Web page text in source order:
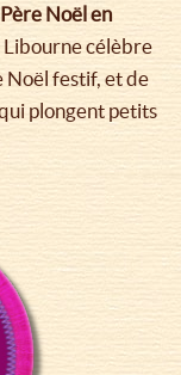
Noël en
Libourne célèbre
Noël festif, et de
plongent petits